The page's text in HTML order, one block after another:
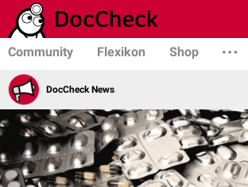
Community Flexikon Shop
DocCheck News